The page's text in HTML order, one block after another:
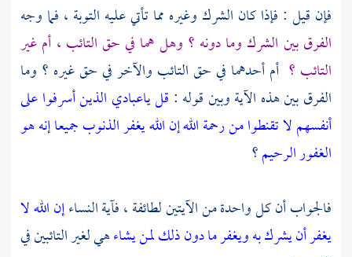
فإن قيل : فإذا كان الشرك وغيره مما تأتي عليه التوبة ، فما وجه
الفرق بين الشرك وما دونه ؟ وهل هما في حق التائب ، أم غير
التائب ؟ أم أحدهما في حق التائب والآخر في حق غيره ؟ وما
الفرق بين هذه الآية وبين قوله : قل ياعبادي الذين أسرفوا على
أنفسهم لا تقنطوا من رحمة الله إن الله يغفر الذنوب جميعا إنه هو
الغفور الرحيم؟
فالجواب أن كل واحدة من الآيتين لطائفة ، فآية النساءإن الله لا
يغفر أن يشرك به ويغفر ما دون ذلك لمن يشاءهي لغير التائبين في